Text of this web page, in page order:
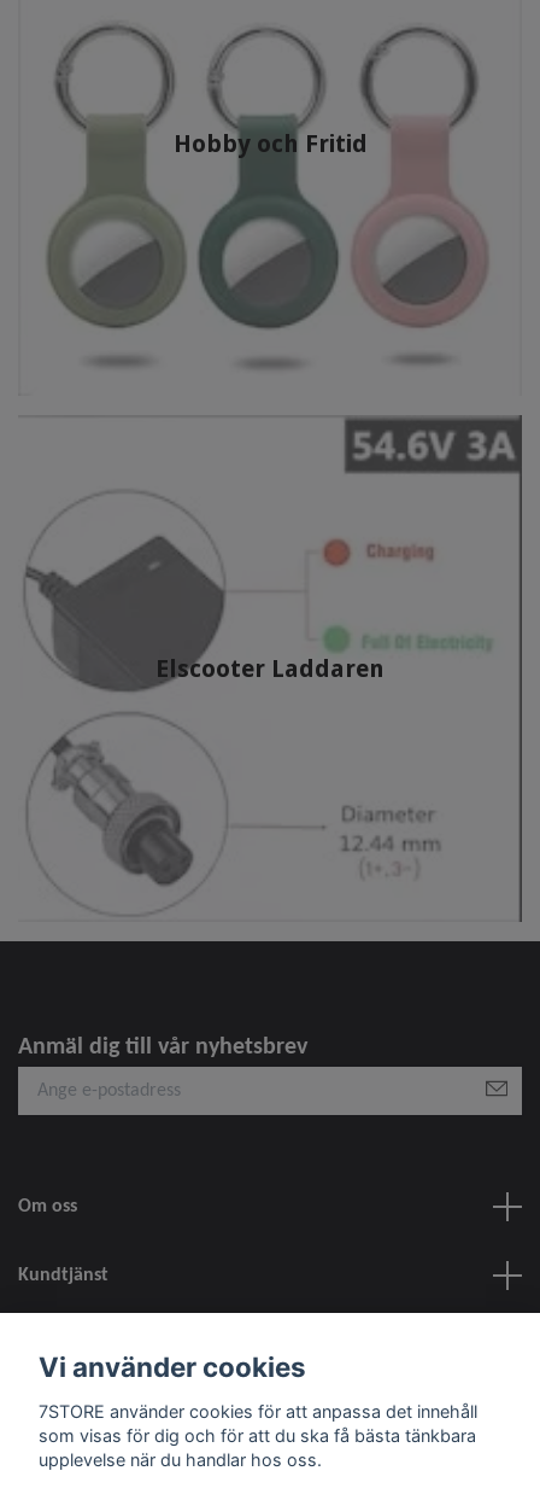
Hobby och Fritid
Elscooter Laddaren
Anmäl dig till vår nyhetsbrev
Om oss
Kundtjänst
Sociala medier
Vi använder cookies
7STORE använder cookies för att anpassa det innehåll
som visas för dig och för att du ska få bästa tänkbara
upplevelse när du handlar hos oss.